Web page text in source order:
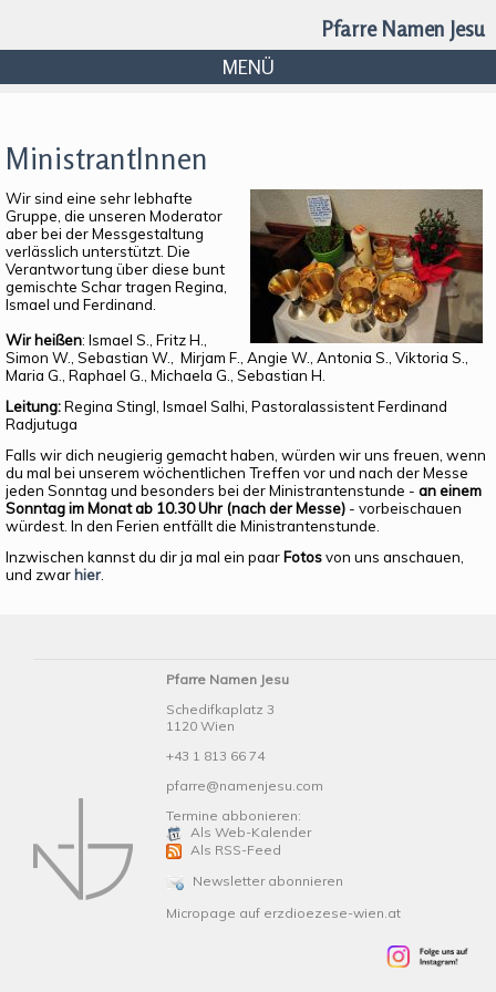
Pfarre Namen Jesu
MENÜ
MinistrantInnen
Wir sind eine sehr lebhafte
Gruppe, die unseren Moderator
aber bei der Messgestaltung
verlässlich unterstützt. Die
Verantwortung über diese bunt
gemischte Schar tragen Regina,
Ismael und Ferdinand.
Wir heißen: Ismael S., Fritz H.,
Simon W., Sebastian W., Mirjam F., Angie W., Antonia S., Viktoria S.,
Maria G., Raphael G., Michaela G., Sebastian H.
Leitung:Regina Stingl, Ismael Salhi, Pastoralassistent Ferdinand
Radjutuga
Falls wir dich neugierig gemacht haben, würden wir uns freuen, wenn
du mal bei unserem wöchentlichen Treffen vor und nach der Messe
jeden Sonntag und besonders bei der Ministrantenstunde - an einem
Sonntag im Monat ab 10.30 Uhr (nach der Messe) - vorbeischauen
würdest. In den Ferien entfällt die Ministrantenstunde.
Inzwischen kannst du dir ja mal ein paar Fotosvon uns anschauen,
und zwar hier
Pfarre Namen Jesu
Schedifkaplatz 3
1120 Wien
+43 1 813 66 74
pfarre@namenjesu.com
Termine abbonieren:
Als Web-Kalender
Als RSS-Feed
Newsletter abonnieren
Micropage auf erzdioezese-wien.at